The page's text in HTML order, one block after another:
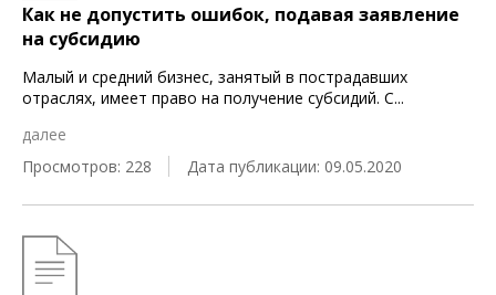
Как не допустить ошибок, подавая заявление
на субсидию
Малый и средний бизнес, занятый в пострадавших
отраслях, имеет право на получение субсидий. С...
далее
Просмотров: 228
Дата публикации: 09.05.2020